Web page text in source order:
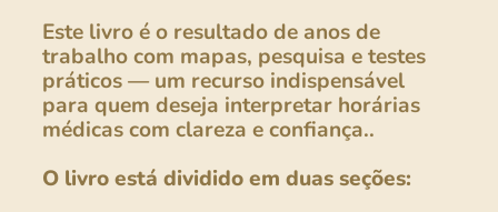
Este livro é o resultado de anos de
trabalho com mapas, pesquisa e testes
práticos — um recurso indispensável
para quem deseja interpretar horárias
médicas com clareza e confiança..
O livro está dividido em duas seções: